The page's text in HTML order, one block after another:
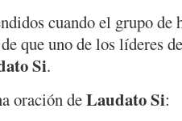
cuando el grupo de
que uno de los líderes
Si.
oración deLaudato Si: